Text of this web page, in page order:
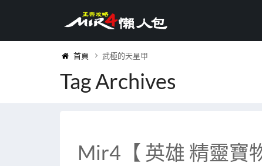
首頁 武極的天星甲
Tag Archives
Mir4【 英雄 精靈寶